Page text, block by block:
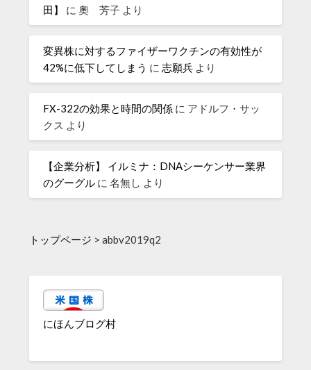
田】
に奧 芳子 より
変異株に対するファイザーワクチンの有効性が
42%に低下してしまう に志願兵 より
FX-322の効果と時間の関係 に アドルフ・サッ
クス より
【企業分析】 イルミナ：DNAシーケンサー業界
のグーグル に名無し より
トップページ >abbv2019q2
にほんブログ村